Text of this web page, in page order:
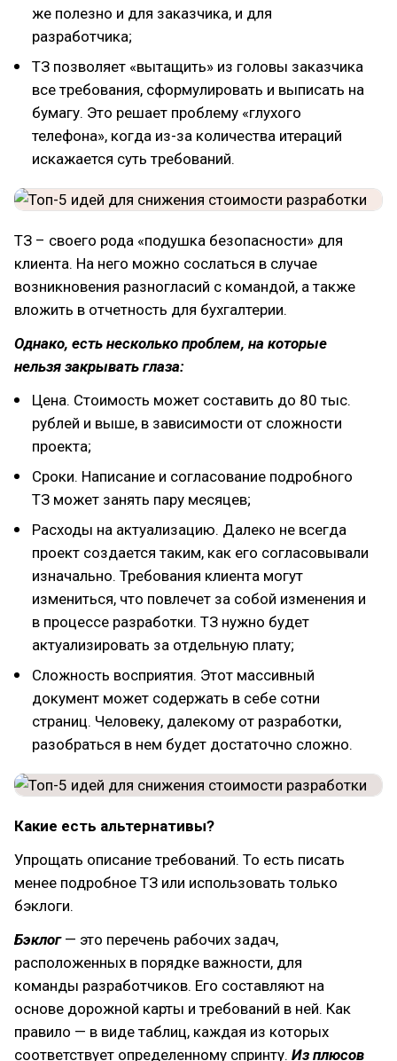
же полезно и для заказчика, и для
разработчика;
ТЗ позволяет «вытащить» из головы заказчика
все требования, сформулировать и выписать на
бумагу. Это решает проблему «глухого
телефона», когда из-за количества итераций
искажается суть требований.
ТЗ – своего рода «подушка безопасности» для
клиента. На него можно сослаться в случае
возникновения разногласий с командой, а также
вложить в отчетность для бухгалтерии.
Однако, есть несколько проблем, на которые
нельзя закрывать глаза:
Цена. Стоимость может составить до 80 тыс.
рублей и выше, в зависимости от сложности
проекта;
Сроки. Написание и согласование подробного
ТЗ может занять пару месяцев;
Расходы на актуализацию. Далеко не всегда
проект создается таким, как его согласовывали
изначально. Требования клиента могут
измениться, что повлечет за собой изменения и
в процессе разработки. ТЗ нужно будет
актуализировать за отдельную плату;
Сложность восприятия. Этот массивный
документ может содержать в себе сотни
страниц. Человеку, далекому от разработки,
разобраться в нем будет достаточно сложно.
Какие есть альтернативы?
Упрощать описание требований. То есть писать
менее подробное ТЗ или использовать только
бэклоги.
Бэклог— это перечень рабочих задач,
расположенных в порядке важности, для
команды разработчиков. Его составляют на
основе дорожной карты и требований в ней. Как
правило — в виде таблиц, каждая из которых
соответствует определенному спринту. Из плюсов